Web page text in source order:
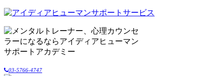
03-5766-4747